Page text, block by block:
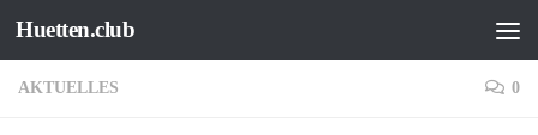
Zum Inhalt springen
Huetten.club
AKTUELLES 0